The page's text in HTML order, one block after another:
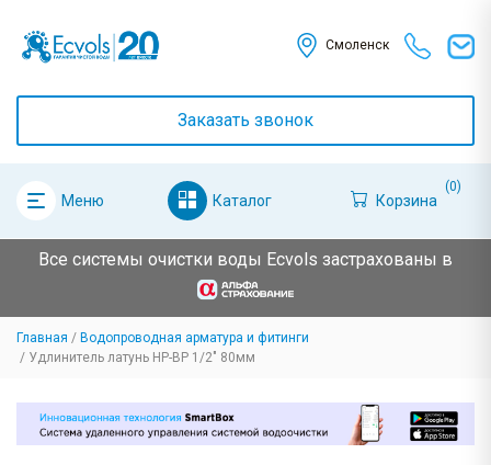
Смоленск
Заказать звонок
Меню Каталог Корзина
(0)
Все системы очистки воды Ecvols застрахованы в
Главная
Водопроводная арматура и фитинги
Удлинитель латунь НР-ВР 1/2" 80мм